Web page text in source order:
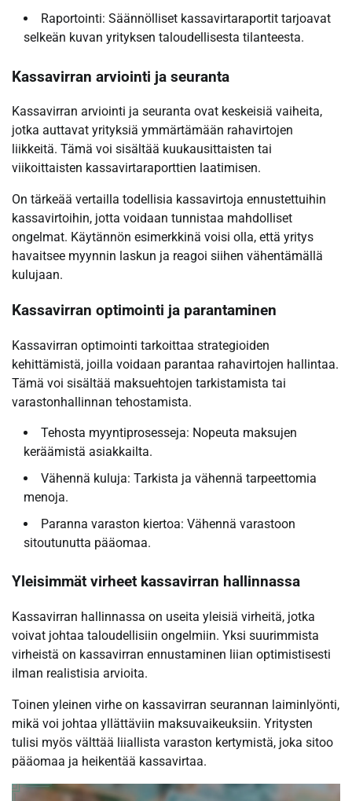
Raportointi: Säännölliset kassavirtaraportit tarjoavat
selkeän kuvan yrityksen taloudellisesta tilanteesta.
Kassavirran arviointi ja seuranta
Kassavirran arviointi ja seuranta ovat keskeisiä vaiheita,
jotka auttavat yrityksiä ymmärtämään rahavirtojen
liikkeitä. Tämä voi sisältää kuukausittaisten tai
viikoittaisten kassavirtaraporttien laatimisen.
On tärkeää vertailla todellisia kassavirtoja ennustettuihin
kassavirtoihin, jotta voidaan tunnistaa mahdolliset
ongelmat. Käytännön esimerkkinä voisi olla, että yritys
havaitsee myynnin laskun ja reagoi siihen vähentämällä
kulujaan.
Kassavirran optimointi ja parantaminen
Kassavirran optimointi tarkoittaa strategioiden
kehittämistä, joilla voidaan parantaa rahavirtojen hallintaa.
Tämä voi sisältää maksuehtojen tarkistamista tai
varastonhallinnan tehostamista.
Tehosta myyntiprosesseja: Nopeuta maksujen
keräämistä asiakkailta.
Vähennä kuluja: Tarkista ja vähennä tarpeettomia
menoja.
Paranna varaston kiertoa: Vähennä varastoon
sitoutunutta pääomaa.
Yleisimmät virheet kassavirran hallinnassa
Kassavirran hallinnassa on useita yleisiä virheitä, jotka
voivat johtaa taloudellisiin ongelmiin. Yksi suurimmista
virheistä on kassavirran ennustaminen liian optimistisesti
ilman realistisia arvioita.
Toinen yleinen virhe on kassavirran seurannan laiminlyönti,
mikä voi johtaa yllättäviin maksuvaikeuksiin. Yritysten
tulisi myös välttää liiallista varaston kertymistä, joka sitoo
pääomaa ja heikentää kassavirtaa.